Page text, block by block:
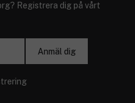
Registrera dig på vårt
Anmäl dig